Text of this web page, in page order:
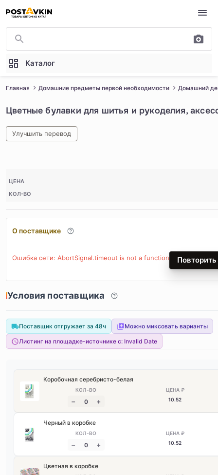
Перейти к основному содержимому
Каталог
Главная Домашние предметы первой необходимости Домашний
Цветные булавки для шитья и рукоделия,
Улучшить перевод
ЦЕНА
КОЛ-ВО
О поставщике
Ошибка сети: AbortSignal.timeout is not a function
Условия поставщика
Поставщик отгружает за 48ч Можно миксовать варианты
Листинг на площадке-источнике с: Invalid Date
Коробочная серебристо-белая
10.52
Черный в коробке
10.52
Цветная в коробке